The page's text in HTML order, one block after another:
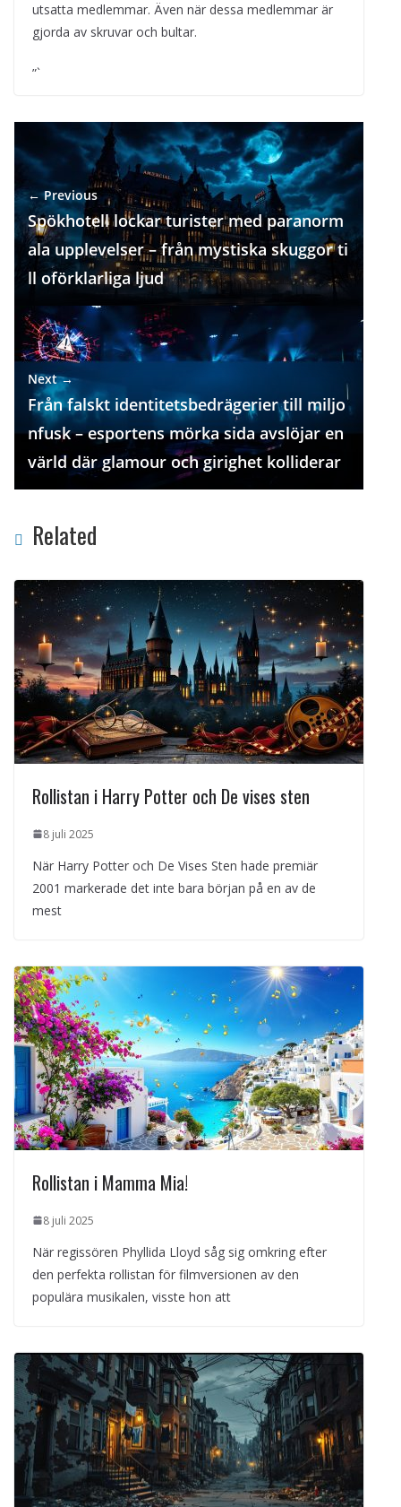
utsatta medlemmar. Även när dessa medlemmar är
gjorda av skruvar och bultar.
”`
← Previous
Spökhotell lockar turister med paranorm
ala upplevelser – från mystiska skuggor ti
ll oförklarliga ljud
Next →
Från falskt identitetsbedrägerier till miljo
nfusk – esportens mörka sida avslöjar en
värld där glamour och girighet kolliderar
Related
Rollistan i Harry Potter och De vises sten
8 juli 2025
När Harry Potter och De Vises Sten hade premiär
2001 markerade det inte bara början på en av de
mest
Rollistan i Mamma Mia!
8 juli 2025
När regissören Phyllida Lloyd såg sig omkring efter
den perfekta rollistan för filmversionen av den
populära musikalen, visste hon att